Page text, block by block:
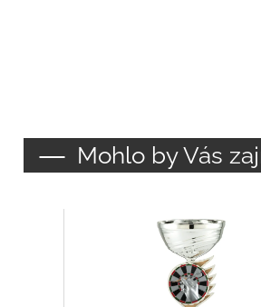
Mohlo by Vás